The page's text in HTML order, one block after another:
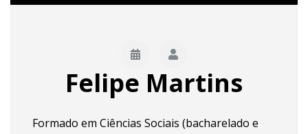
Felipe Martins
Formado em Ciências Sociais (bacharelado e